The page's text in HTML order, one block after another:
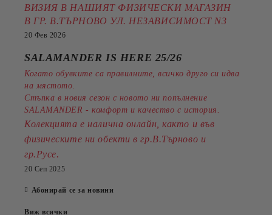
ВИЗИЯ В НАШИЯТ ФИЗИЧЕСКИ МАГАЗИН
В ГР. В.ТЪРНОВО УЛ. НЕЗАВИСИМОСТ N3
20 Фев 2026
SALAMANDER IS HERE 25/26
Когато обувките са правилните, всичко друго си идва
на мястото.
Стъпка в новия сезон с новото ни попълнение
SALAMANDER - комфорт и качество с история.
Колекцията е налична онлайн, както и във
физическите ни обекти в гр.В.Търново и
гр.Русе.
20 Сеп 2025
Абонирай се за новини
Виж всички